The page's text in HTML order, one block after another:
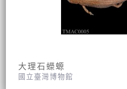
大理石蠑螈
國立臺灣博物館